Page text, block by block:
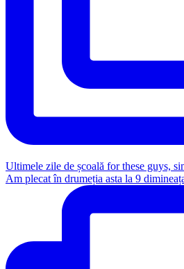
Ultimele zile de școală for these guys,
Am plecat în drumeția asta la 9